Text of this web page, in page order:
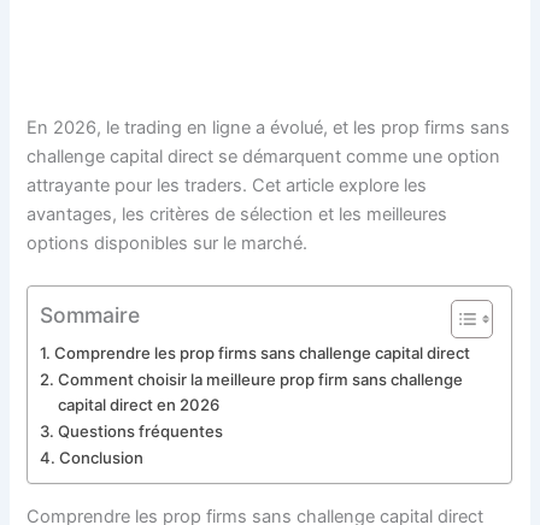
En 2026, le trading en ligne a évolué, et les prop firms sans
challenge capital direct se démarquent comme une option
attrayante pour les traders. Cet article explore les
avantages, les critères de sélection et les meilleures
options disponibles sur le marché.
Sommaire
Comprendre les prop firms sans challenge capital direct
Comment choisir la meilleure prop firm sans challenge
capital direct en 2026
Questions fréquentes
Conclusion
Comprendre les prop firms sans challenge capital direct